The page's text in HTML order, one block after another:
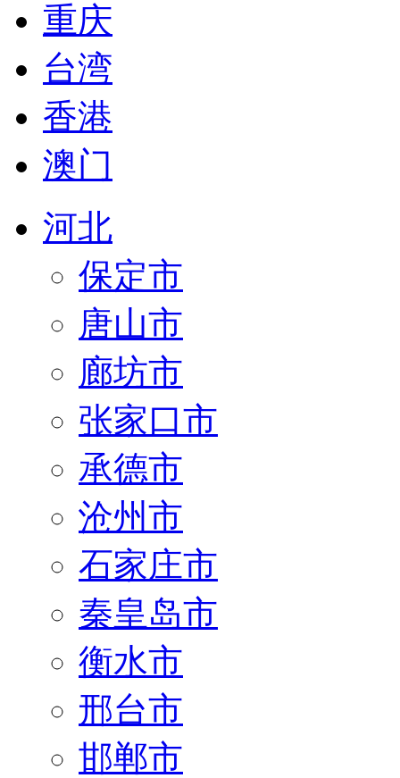
重庆
台湾
香港
澳门
河北
保定市
唐山市
廊坊市
张家口市
承德市
沧州市
石家庄市
秦皇岛市
衡水市
邢台市
邯郸市